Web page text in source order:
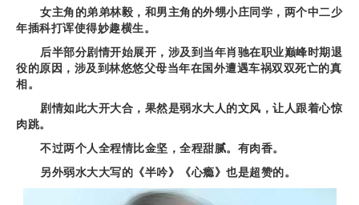
女主角的弟弟林毅，和男主角的外甥小庄同学，两个中二少
年插科打诨使得妙趣横生。
后半部分剧情开始展开，涉及到当年肖驰在职业巅峰时期退
役的原因，涉及到林悠悠父母当年在国外遭遇车祸双双死亡的真
相。
剧情如此大开大合，果然是弱水大人的文风，让人跟着心惊
肉跳。
不过两个人全程情比金坚，全程甜腻。有肉香。
另外弱水大大写的《半吟》《心瘾》也是超赞的。